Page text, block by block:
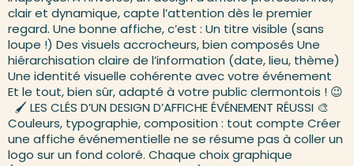
clair et dynamique, capte l’attention dès le premier
regard. Une bonne affiche, c’est : Un titre visible (sans
loupe !) Des visuels accrocheurs, bien composés Une
hiérarchisation claire de l’information (date, lieu, thème)
Une identité visuelle cohérente avec votre événement
Et le tout, bien sûr, adapté à votre public clermontois ! 😉
🖌 LES CLÉS D’UN DESIGN D’AFFICHE ÉVÉNEMENT RÉUSSI 🎨
Couleurs, typographie, composition : tout compte Créer
une affiche événementielle ne se résume pas à coller un
logo sur un fond coloré. Chaque choix graphique